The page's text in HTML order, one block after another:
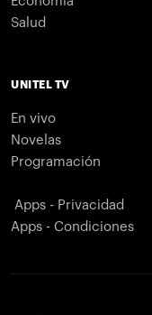
Salud
UNITEL TV
En vivo
Novelas
Programación
Apps - Privacidad
Apps - Condiciones